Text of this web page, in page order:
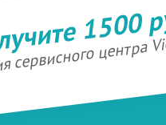
1500
сервисного центра